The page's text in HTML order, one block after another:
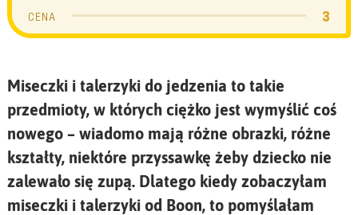
CENA 3
Miseczki i talerzyki do jedzenia to takie
przedmioty, w których ciężko jest wymyślić coś
nowego – wiadomo mają różne obrazki, różne
kształty, niektóre przyssawkę żeby dziecko nie
zalewało się zupą. Dlatego kiedy zobaczyłam
miseczki i talerzyki od Boon, to pomyślałam